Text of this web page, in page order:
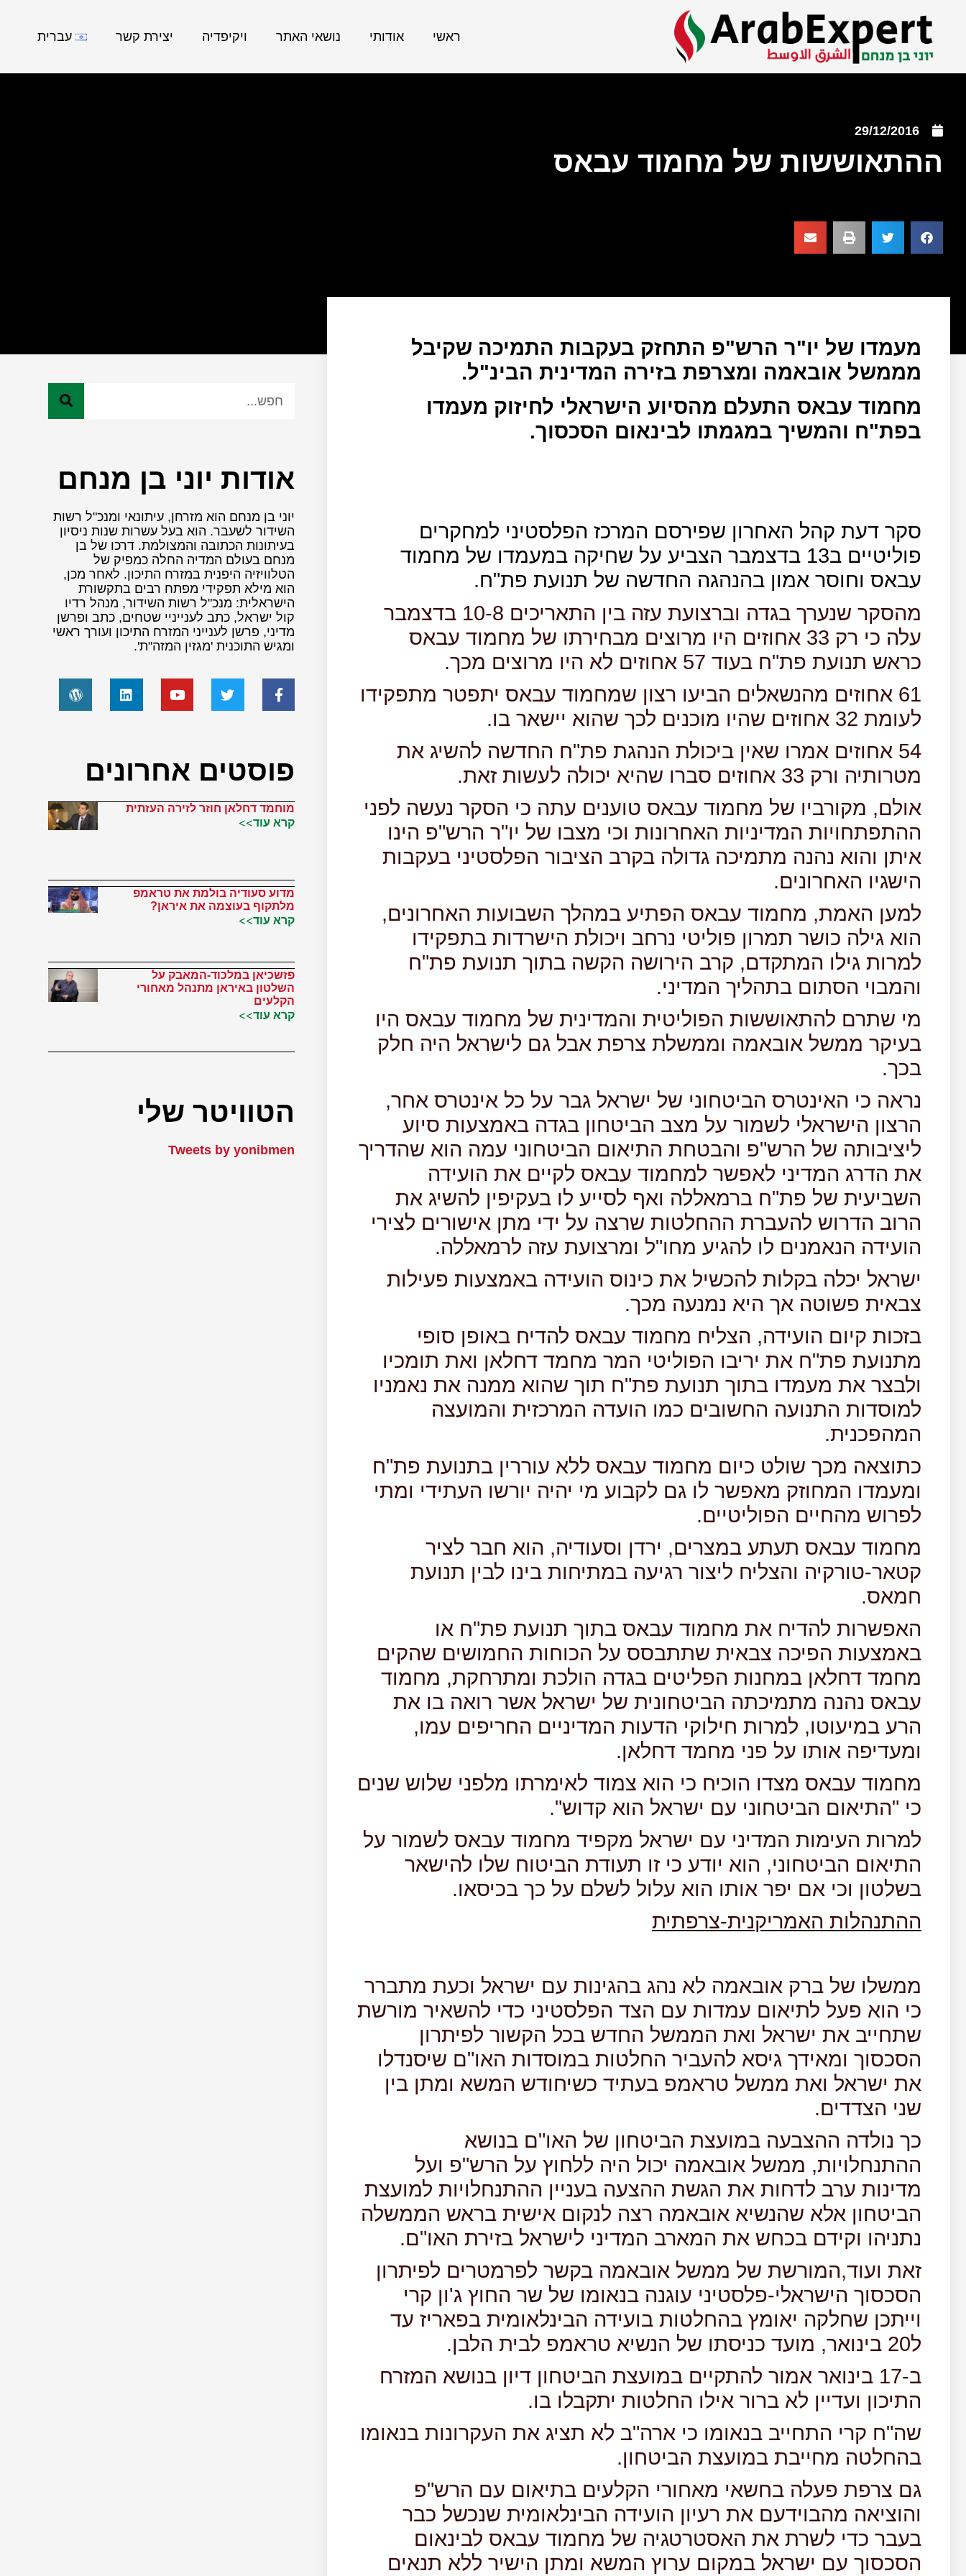
ראשי אודותי נושאי האתר ויקיפדיה יצירת קשר עברית
29/12/2016
ההתאוששות של מחמוד עבאס
מעמדו של יו"ר הרש"פ התחזק בעקבות התמיכה שקיבל
מממשל אובאמה ומצרפת בזירה המדינית הבינ"ל.
מחמוד עבאס התעלם מהסיוע הישראלי לחיזוק מעמדו
בפת"ח והמשיך במגמתו לבינאום הסכסוך.
סקר דעת קהל האחרון שפירסם המרכז הפלסטיני למחקרים
פוליטיים ב13 בדצמבר הצביע על שחיקה במעמדו של מחמוד
עבאס וחוסר אמון בהנהגה החדשה של תנועת פת"ח.
מהסקר שנערך בגדה וברצועת עזה בין התאריכים 10-8 בדצמבר
עלה כי רק 33 אחוזים היו מרוצים מבחירתו של מחמוד עבאס
כראש תנועת פת"ח בעוד 57 אחוזים לא היו מרוצים מכך.
61 אחוזים מהנשאלים הביעו רצון שמחמוד עבאס יתפטר מתפקידו
לעומת 32 אחוזים שהיו מוכנים לכך שהוא יישאר בו.
54 אחוזים אמרו שאין ביכולת הנהגת פת"ח החדשה להשיג את
מטרותיה ורק 33 אחוזים סברו שהיא יכולה לעשות זאת.
אולם, מקורביו של מחמוד עבאס טוענים עתה כי הסקר נעשה לפני
ההתפתחויות המדיניות האחרונות וכי מצבו של יו"ר הרש"פ הינו
איתן והוא נהנה מתמיכה גדולה בקרב הציבור הפלסטיני בעקבות
הישגיו האחרונים.
למען האמת, מחמוד עבאס הפתיע במהלך השבועות האחרונים,
הוא גילה כושר תמרון פוליטי נרחב ויכולת הישרדות בתפקידו
למרות גילו המתקדם, קרב הירושה הקשה בתוך תנועת פת"ח
והמבוי הסתום בתהליך המדיני.
מי שתרם להתאוששות הפוליטית והמדינית של מחמוד עבאס היו
בעיקר ממשל אובאמה וממשלת צרפת אבל גם לישראל היה חלק
בכך.
נראה כי האינטרס הביטחוני של ישראל גבר על כל אינטרס אחר,
הרצון הישראלי לשמור על מצב הביטחון בגדה באמצעות סיוע
ליציבותה של הרש"פ והבטחת התיאום הביטחוני עמה הוא שהדריך
את הדרג המדיני לאפשר למחמוד עבאס לקיים את הועידה
השביעית של פת"ח ברמאללה ואף לסייע לו בעקיפין להשיג את
הרוב הדרוש להעברת ההחלטות שרצה על ידי מתן אישורים לצירי
הועידה הנאמנים לו להגיע מחו"ל ומרצועת עזה לרמאללה.
ישראל יכלה בקלות להכשיל את כינוס הועידה באמצעות פעילות
צבאית פשוטה אך היא נמנעה מכך.
בזכות קיום הועידה, הצליח מחמוד עבאס להדיח באופן סופי
מתנועת פת"ח את יריבו הפוליטי המר מחמד דחלאן ואת תומכיו
ולבצר את מעמדו בתוך תנועת פת"ח תוך שהוא ממנה את נאמניו
למוסדות התנועה החשובים כמו הועדה המרכזית והמועצה
המהפכנית.
כתוצאה מכך שולט כיום מחמוד עבאס ללא עוררין בתנועת פת"ח
ומעמדו המחוזק מאפשר לו גם לקבוע מי יהיה יורשו העתידי ומתי
לפרוש מהחיים הפוליטיים.
מחמוד עבאס תעתע במצרים, ירדן וסעודיה, הוא חבר לציר
קטאר-טורקיה והצליח ליצור רגיעה במתיחות בינו לבין תנועת
חמאס.
האפשרות להדיח את מחמוד עבאס בתוך תנועת פת"ח או
באמצעות הפיכה צבאית שתתבסס על הכוחות החמושים שהקים
מחמד דחלאן במחנות הפליטים בגדה הולכת ומתרחקת, מחמוד
עבאס נהנה מתמיכתה הביטחונית של ישראל אשר רואה בו את
הרע במיעוטו, למרות חילוקי הדעות המדיניים החריפים עמו,
ומעדיפה אותו על פני מחמד דחלאן.
מחמוד עבאס מצדו הוכיח כי הוא צמוד לאימרתו מלפני שלוש שנים
כי "התיאום הביטחוני עם ישראל הוא קדוש".
למרות העימות המדיני עם ישראל מקפיד מחמוד עבאס לשמור על
התיאום הביטחוני, הוא יודע כי זו תעודת הביטוח שלו להישאר
בשלטון וכי אם יפר אותו הוא עלול לשלם על כך בכיסאו.
ההתנהלות האמריקנית-צרפתית
ממשלו של ברק אובאמה לא נהג בהגינות עם ישראל וכעת מתברר
כי הוא פעל לתיאום עמדות עם הצד הפלסטיני כדי להשאיר מורשת
שתחייב את ישראל ואת הממשל החדש בכל הקשור לפיתרון
הסכסוך ומאידך גיסא להעביר החלטות במוסדות האו"ם שיסנדלו
את ישראל ואת ממשל טראמפ בעתיד כשיחודש המשא ומתן בין
שני הצדדים.
כך נולדה ההצבעה במועצת הביטחון של האו"ם בנושא
ההתנחלויות, ממשל אובאמה יכול היה ללחוץ על הרש"פ ועל
מדינות ערב לדחות את הגשת ההצעה בעניין ההתנחלויות למועצת
הביטחון אלא שהנשיא אובאמה רצה לנקום אישית בראש הממשלה
נתניהו וקידם בכחש את המארב המדיני לישראל בזירת האו"ם.
זאת ועוד,המורשת של ממשל אובאמה בקשר לפרמטרים לפיתרון
הסכסוך הישראלי-פלסטיני עוגנה בנאומו של שר החוץ ג'ון קרי
וייתכן שחלקה יאומץ בהחלטות בועידה הבינלאומית בפאריז עד
ל20 בינואר, מועד כניסתו של הנשיא טראמפ לבית הלבן.
ב-17 בינואר אמור להתקיים במועצת הביטחון דיון בנושא המזרח
התיכון ועדיין לא ברור אילו החלטות יתקבלו בו.
שה"ח קרי התחייב בנאומו כי ארה"ב לא תציג את העקרונות בנאומו
בהחלטה מחייבת במועצת הביטחון.
גם צרפת פעלה בחשאי מאחורי הקלעים בתיאום עם הרש"פ
והוציאה מהבוידעם את רעיון הועידה הבינלאומית שנכשל כבר
בעבר כדי לשרת את האסטרטגיה של מחמוד עבאס לבינאום
הסכסוך עם ישראל במקום ערוץ המשא ומתן הישיר ללא תנאים
אודות יוני בן מנחם
יוני בן מנחם הוא מזרחן, עיתונאי ומנכ"ל רשות
השידור לשעבר. הוא בעל עשרות שנות ניסיון
בעיתונות הכתובה והמצולמת. דרכו של בן
מנחם בעולם המדיה החלה כמפיק של
הטלוויזיה היפנית במזרח התיכון. לאחר מכן,
הוא מילא תפקידי מפתח רבים בתקשורת
הישראלית: מנכ"ל רשות השידור, מנהל רדיו
קול ישראל, כתב לענייניי שטחים, כתב ופרשן
מדיני, פרשן לענייני המזרח התיכון ועורך ראשי
ומגיש התוכנית 'מגזין המזה"ת'.
פוסטים אחרונים
מוחמד דחלאן חוזר לזירה העזתית
קרא עוד>>
מדוע סעודיה בולמת את טראמפ
מלתקוף בעוצמה את איראן?
קרא עוד>>
פזשכיאן במלכוד-המאבק על
השלטון באיראן מתנהל מאחורי
הקלעים
קרא עוד>>
הטוויטר שלי
Tweets by yonibmen